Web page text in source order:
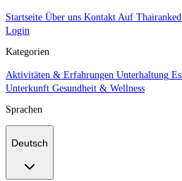
Startseite Über uns Kontakt Auf
Login
Kategorien
Aktivitäten & Erfahrungen Unterhaltung
Unterkunft Gesundheit & Wellness
Sprachen
Deutsch